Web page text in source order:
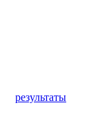
результаты